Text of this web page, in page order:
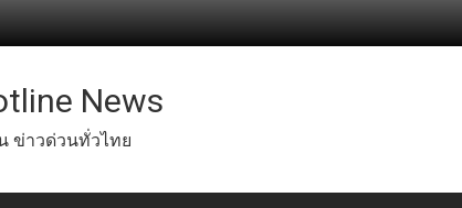
News
ข่าวด่วนทั่วไทย